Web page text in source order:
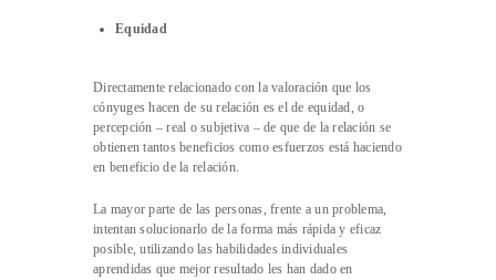
Equidad
Directamente relacionado con la valoración que los
cónyuges hacen de su relación es el de equidad, o
percepción – real o subjetiva – de que de la relación se
obtienen tantos beneficios como esfuerzos está haciendo
en beneficio de la relación.
La mayor parte de las personas, frente a un problema,
intentan solucionarlo de la forma más rápida y eficaz
posible, utilizando las habilidades individuales
aprendidas que mejor resultado les han dado en